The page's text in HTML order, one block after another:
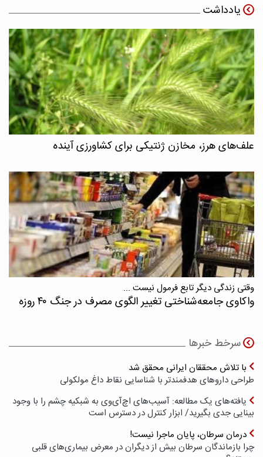
یادداشت
علف‌های هرز، مخازن ژنتیکی برای کشاورزی آینده
وقتی زندگی دیگر تابع فرمول نیست ...
واکاوی جامعه‌شناختی تغییر الگوی مصرف در جنگ ۴۰ روزه
سرخط خبرها
با تلاش محققان ایرانی محقق شد
طراحی داروهای هدفمندتر با شناسایی نقاط داغ مولکولی
یافته‌های یک مطالعه: آسیب‌های اچ‌آی‌وی به شبکیه چشم را با وجود
بینایی جدی بگیرید/ ابزار کنترل در دسترس است
درمان سرطان، پایان ماجرا نیست!
چرا بازماندگان سرطان بیش از دیگران در معرض بیماری‌های قلبی